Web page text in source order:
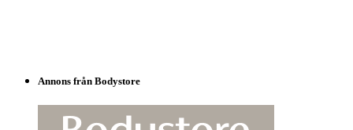
Annons från Bodystore